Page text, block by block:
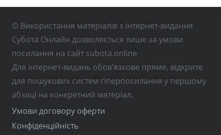
© Використання матеріалів з інтернет-видання
Субота Онлайн дозволяється лише за умови
посилання на сайт subota.online
Для інтернет-видань обов’язкове пряме, відкрите
для пошукових систем гіперпосилання у першому
абзаці на конкретний матеріал.
Умови договору оферти
Конфіденційність